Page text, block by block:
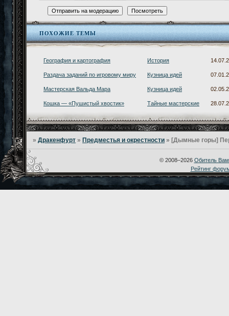
ПОХОЖИЕ ТЕМЫ
География и картография История
Раздача заданий по игровому миру Кузница идей
Мастерская Вальда Мара Кузница идей
Кошка — «Пушистый хвостик» Тайные мастерские
»Дракенфурт » Предместья и окрестности » [Дымные горы]
Рейтинг
© 2008–2026 Обитель